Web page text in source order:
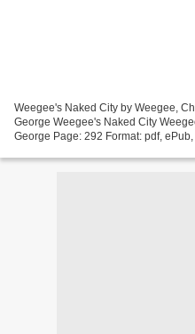
Weegee's Naked City by Weegee,
George Weegee's Naked City
George Page: 292 Format: pdf,